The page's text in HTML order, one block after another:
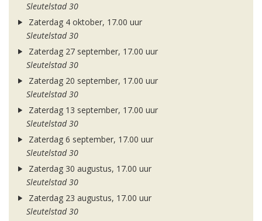
Sleutelstad 30
Zaterdag 4 oktober, 17.00 uur
Sleutelstad 30
Zaterdag 27 september, 17.00 uur
Sleutelstad 30
Zaterdag 20 september, 17.00 uur
Sleutelstad 30
Zaterdag 13 september, 17.00 uur
Sleutelstad 30
Zaterdag 6 september, 17.00 uur
Sleutelstad 30
Zaterdag 30 augustus, 17.00 uur
Sleutelstad 30
Zaterdag 23 augustus, 17.00 uur
Sleutelstad 30